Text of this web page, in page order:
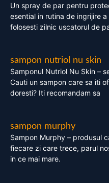
Un spray de par pentru
esential in rutina de ingrijire
folosesti zilnic uscatorul de
sampon nutriol nu skin
Samponul Nutriol Nu Skin –
Cauti un sampon care sa iti
doresti? Iti recomandam sa
sampon murphy
Sampon Murphy – produsul
fiecare zi care trece, parul
in ce mai mare.